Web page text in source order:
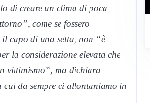
di creare un clima di poca
come se fossero
il capo di una setta, non “è
la considerazione elevata che
vittimismo”, ma dichiara
cui da sempre ci allontaniamo in